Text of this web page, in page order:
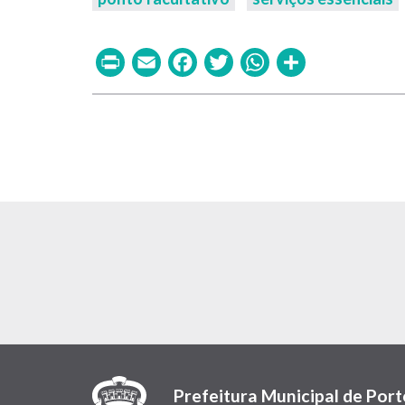
PrintEmailFacebook
TwitterWhatsApp
Prefeitura Municipal de